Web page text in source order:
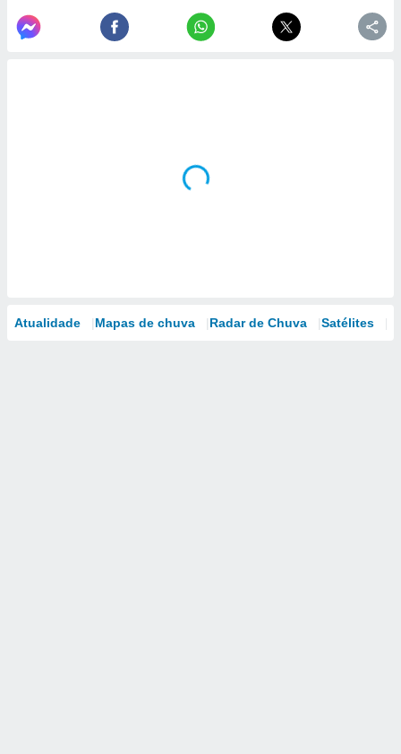
Atualidade Mapas de chuva Radar de Chuva Satélites